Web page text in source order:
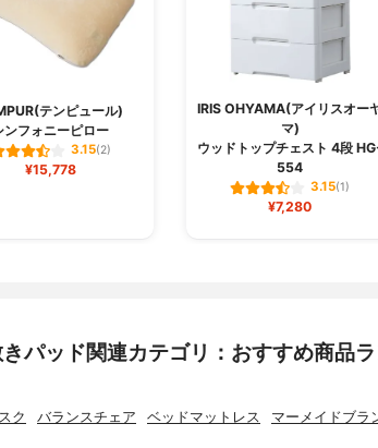
テンピュール)
ンフォニーピロー
3.15(2)
¥15,778
IRIS OHYAMA(アイリスオー
マ)
ウッドトップチェスト 4段
554
3.15(1)
¥7,280
パッド関連カテゴリ：おすすめ商品
ク バランスチェア ベッドマットレス マーメイドブラ